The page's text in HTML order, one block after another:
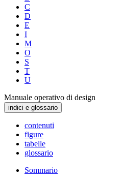
C
D
E
I
M
O
S
T
U
Manuale operativo di design
indici e glossario
contenuti
figure
tabelle
glossario
Sommario